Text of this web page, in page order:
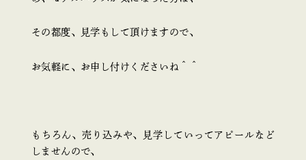
その都度、見学もして頂けますので、
お気軽に、お申し付けくださいね＾＾
もちろん、売り込みや、見学していってアピールなど
しませんので、